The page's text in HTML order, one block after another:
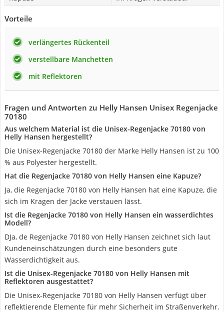
Vorteile
verlängertes Rückenteil
verstellbare Manchetten
mit Reflektoren
Fragen und Antworten zu Helly Hansen Unisex Regenjacke
70180
Aus welchem Material ist die Unisex-Regenjacke 70180 von
Helly Hansen hergestellt?
Die Unisex-Regenjacke 70180 der Marke Helly Hansen ist zu 100
% aus Polyester hergestellt.
Hat die Regenjacke 70180 von Helly Hansen eine Kapuze?
Ja, die Regenjacke 70180 von Helly Hansen hat eine Kapuze, die
sich im Kragen der Jacke verstauen lässt.
Ist die Regenjacke 70180 von Helly Hansen ein wasserdichtes
Modell?
DJa, de Regenjacke 70180 von Helly Hansen zeichnet sich laut
Kundeneinschätzungen durch eine besonders gute
Wasserdichtigkeit aus.
Ist die Unisex-Regenjacke 70180 von Helly Hansen mit
Reflektoren ausgestattet?
Die Unisex-Regenjacke 70180 von Helly Hansen verfügt über
reflektierende Elemente für mehr Sicherheit im Straßenverkehr.